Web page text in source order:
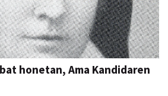
honetan, Ama Kandidaren